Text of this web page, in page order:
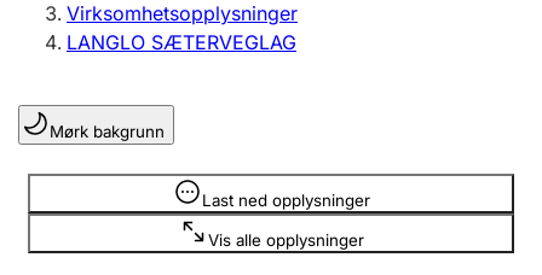
Enkeltpersonforetak
Registrere, endre, slette
Lag og forening
Registrere, endre, slette
Virksomhetsopplysninger
LANGLO SÆTERVEGLAG
Mørk bakgrunn
Last ned opplysninger
Vis alle opplysninger
Opplysninger er skjult